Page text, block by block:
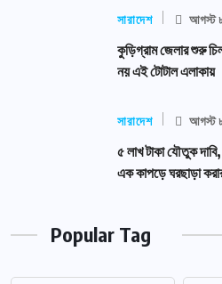
সারাদেশ আগস্ট
কুড়িগ্রাম জেলার শুরু
নয় এই টোটাল এলাকায়
সারাদেশ আগস্ট
৫ লাখ টাকা যৌতুক দাবি,
এক কাপড়ে ঘরছাড়া
Popular Tag